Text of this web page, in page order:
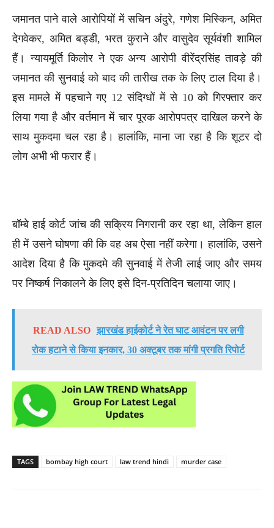
जमानत पाने वाले आरोपियों में सचिन अंदुरे, गणेश मिस्किन, अमित
देगवेकर, अमित बड्डी, भरत कुराने और वासुदेव सूर्यवंशी शामिल
हैं। न्यायमूर्ति किलोर ने एक अन्य आरोपी वीरेंद्रसिंह तावड़े की
जमानत की सुनवाई को बाद की तारीख तक के लिए टाल दिया है।
इस मामले में पहचाने गए 12 संदिग्धों में से 10 को गिरफ्तार कर
लिया गया है और वर्तमान में चार पूरक आरोपपत्र दाखिल करने के
साथ मुकदमा चल रहा है। हालांकि, माना जा रहा है कि शूटर दो
लोग अभी भी फरार हैं।
बॉम्बे हाई कोर्ट जांच की सक्रिय निगरानी कर रहा था, लेकिन हाल
ही में उसने घोषणा की कि वह अब ऐसा नहीं करेगा। हालांकि, उसने
आदेश दिया है कि मुकदमे की सुनवाई में तेजी लाई जाए और समय
पर निष्कर्ष निकालने के लिए इसे दिन-प्रतिदिन चलाया जाए।
READ ALSO झारखंड हाईकोर्ट ने रेत घाट आवंटन पर लगी
रोक हटाने से किया इनकार, 30 अक्टूबर तक मांगी प्रगति रिपोर्ट
TAGS bombay high court law trend hindi murder case